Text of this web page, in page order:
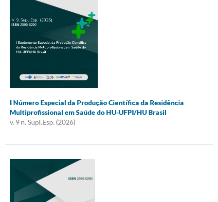
I Número Especial da Produção Científica da Residência
Multiprofissional em Saúde do HU-UFPI/HU Brasil
v. 9 n. Supl.Esp. (2026)